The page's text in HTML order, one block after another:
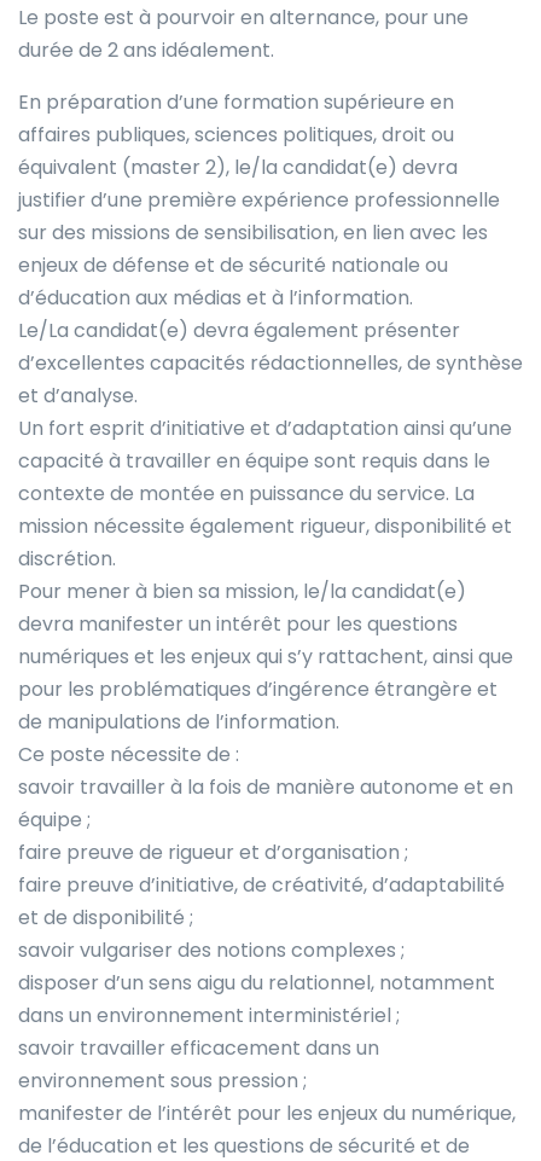
Le poste est à pourvoir en alternance, pour une
durée de 2 ans idéalement.
En préparation d’une formation supérieure en
affaires publiques, sciences politiques, droit ou
équivalent (master 2), le/la candidat(e) devra
justifier d’une première expérience professionnelle
sur des missions de sensibilisation, en lien avec les
enjeux de défense et de sécurité nationale ou
d’éducation aux médias et à l’information.
Le/La candidat(e) devra également présenter
d’excellentes capacités rédactionnelles, de synthèse
et d’analyse.
Un fort esprit d’initiative et d’adaptation ainsi qu’une
capacité à travailler en équipe sont requis dans le
contexte de montée en puissance du service. La
mission nécessite également rigueur, disponibilité et
discrétion.
Pour mener à bien sa mission, le/la candidat(e)
devra manifester un intérêt pour les questions
numériques et les enjeux qui s’y rattachent, ainsi que
pour les problématiques d’ingérence étrangère et
de manipulations de l’information.
Ce poste nécessite de :
savoir travailler à la fois de manière autonome et en
équipe ;
faire preuve de rigueur et d’organisation ;
faire preuve d’initiative, de créativité, d’adaptabilité
et de disponibilité ;
savoir vulgariser des notions complexes ;
disposer d’un sens aigu du relationnel, notamment
dans un environnement interministériel ;
savoir travailler efficacement dans un
environnement sous pression ;
manifester de l’intérêt pour les enjeux du numérique,
de l’éducation et les questions de sécurité et de